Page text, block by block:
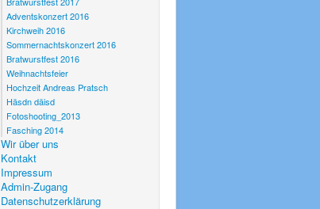
Adventskonzert 2016
Kirchweih 2016
Sommernachtskonzert 2016
Bratwurstfest 2016
Weihnachtsfeier
Hochzeit Andreas Pratsch
Häsdn däisd
Fotoshooting_2013
Fasching 2014
Wir über uns
Kontakt
Impressum
Admin-Zugang
Datenschutzerklärung